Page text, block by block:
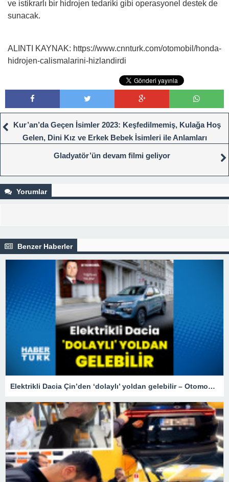
ve istikrarlı bir hidrojen tedariki gibi operasyonel destek de
sunacak.
ALINTI KAYNAK: https://www.cnnturk.com/otomobil/honda-
hidrojen-calismalarini-hizlandirdi
Kur’an’da Geçen İsimler 2023: Keşfedilmemiş, Kulağa Hoş
Gelen, Dini Kız ve Erkek Bebek İsimleri ile Anlamları
Gladyatör’ün devam filmi geliyor
Yorumlar
Benzer Haberler
Elektrikli Dacia Çin’den ‘dolaylı’ yoldan gelebilir – Otomobil Haberleri